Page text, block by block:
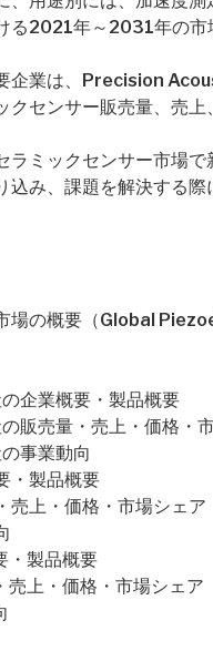
る2021年～2031年の市
企業は、Precision
クセンサー販売量、売
ラミックセンサー市場
込み、課題を解決する
場の概要（Global
企業概要・製品概要
販売量・売上・価格・
事業動向
・製品概要
売上・価格・市場シェア
・製品概要
上・価格・市場シェア